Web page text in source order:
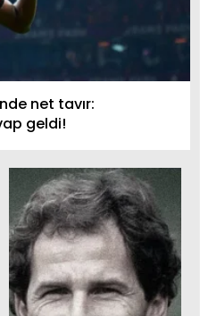
net tavır:
geldi!